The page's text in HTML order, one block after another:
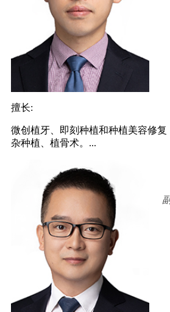
擅长:
微创植牙、即刻种植和种植美容修复
杂种植、植骨术。...